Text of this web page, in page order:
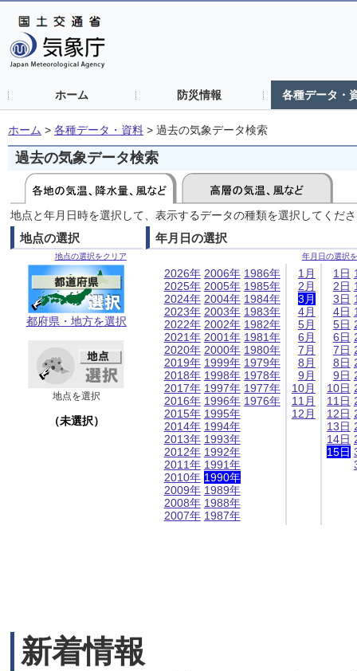
ホーム 防災情報 各種データ・
ホーム > 各種データ・資料 > 過去の気象データ検索
過去の気象データ検索
地点と年月日時を選択して、表示するデータの種類を選択してくだ
地点の選択
地点の選択をクリア
都府県・地方を選択
地点を選択
（未選択）
年月日の選択
年月日の選択
2026年
2025年
2024年
2023年
2022年
2021年
2020年
2019年
2018年
2017年
2016年
2015年
2014年
2013年
2012年
2011年
2010年
2009年
2008年
2007年
2006年
2005年
2004年
2003年
2002年
2001年
2000年
1999年
1998年
1997年
1996年
1995年
1994年
1993年
1992年
1991年
1990年
1989年
1988年
1987年
1986年
1985年
1984年
1983年
1982年
1981年
1980年
1979年
1978年
1977年
1976年
1月
2月
3月
4月
5月
6月
7月
8月
9月
10月
11月
12月
1日
2日
3日
4日
5日
6日
7日
8日
9日
10日
11日
12日
13日
14日
15日
新着情報